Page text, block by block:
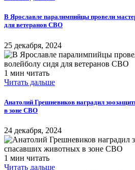
В Ярославле паралимпийцы провели
для ветеранов СВО
25 декабря, 2024
1 мин читать
Читать дальше
Анатолий Грешневиков наградил
в зоне СВО
24 декабря, 2024
1 мин читать
Читать дальше